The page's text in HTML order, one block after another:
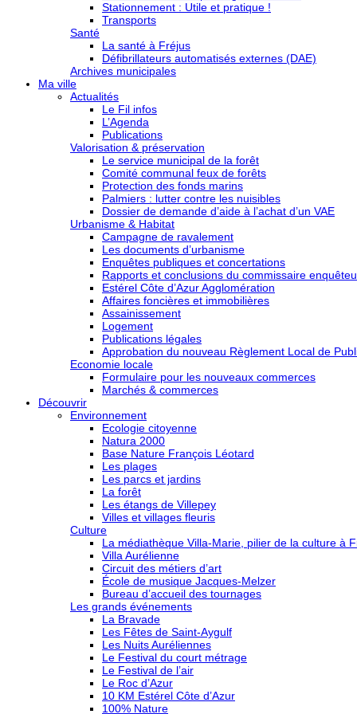
Stationnement : Utile et pratique !
Transports
Santé
La santé à Fréjus
Défibrillateurs automatisés externes (DAE)
Archives municipales
Ma ville
Actualités
Le Fil infos
L’Agenda
Publications
Valorisation & préservation
Le service municipal de la forêt
Comité communal feux de forêts
Protection des fonds marins
Palmiers : lutter contre les nuisibles
Dossier de demande d’aide à l’achat d’un VAE
Urbanisme & Habitat
Campagne de ravalement
Les documents d’urbanisme
Enquêtes publiques et concertations
Rapports et conclusions du commissaire
Estérel Côte d’Azur Agglomération
Affaires foncières et immobilières
Assainissement
Logement
Publications légales
Approbation du nouveau Règlement Local de
Economie locale
Formulaire pour les nouveaux commerces
Marchés & commerces
Découvrir
Environnement
Ecologie citoyenne
Natura 2000
Base Nature François Léotard
Les plages
Les parcs et jardins
La forêt
Les étangs de Villepey
Villes et villages fleuris
Culture
La médiathèque Villa-Marie, pilier de la culture à
Villa Aurélienne
Circuit des métiers d’art
École de musique Jacques-Melzer
Bureau d’accueil des tournages
Les grands événements
La Bravade
Les Fêtes de Saint-Aygulf
Les Nuits Auréliennes
Le Festival du court métrage
Le Festival de l’air
Le Roc d’Azur
10 KM Estérel Côte d’Azur
100% Nature